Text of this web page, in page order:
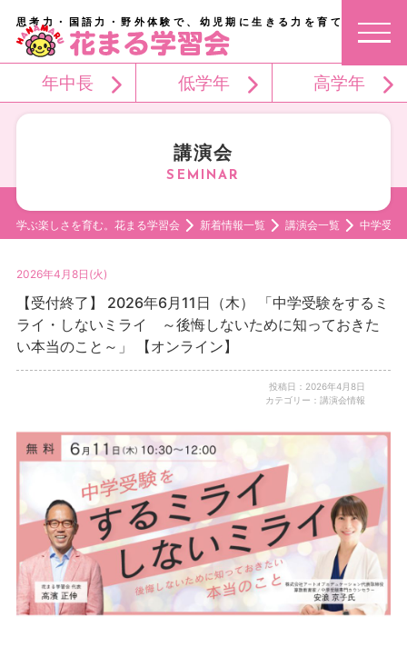
思考力・国語力・野外体験で、幼児期に生きる力を育てる。
年中長 低学年 高学年
講演会
学ぶ楽しさを育む。花まる学習会 新着情報一覧 講演会一覧 中学受
2026年4月8日(火)
【受付終了】 2026年6月11日（木） 「中学受験をするミ
ライ・しないミライ ～後悔しないために知っておきた
い本当のこと～」 【オンライン】
投稿日：2026年4月8日
カテゴリー：講演会情報